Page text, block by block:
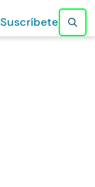
Suscríbete